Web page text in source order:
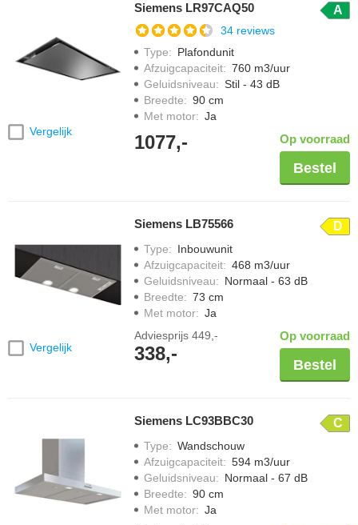
Vergelijk
Siemens LR97CAQ50 A
34 reviews
Type: Plafondunit
Afzuigcapaciteit: 760 m3/uur
Geluidsniveau: Stil - 43 dB
Breedte: 90 cm
Met motor: Ja
1077,- Op voorraad
Bestel
Vergelijk
Siemens LB75566 D
Type: Inbouwunit
Afzuigcapaciteit: 468 m3/uur
Geluidsniveau: Normaal - 63 dB
Breedte: 73 cm
Met motor: Ja
Adviesprijs 449,-
338,-
Op voorraad
Bestel
Siemens LC93BBC30 C
Type: Wandschouw
Afzuigcapaciteit: 594 m3/uur
Geluidsniveau: Normaal - 67 dB
Breedte: 90 cm
Met motor: Ja